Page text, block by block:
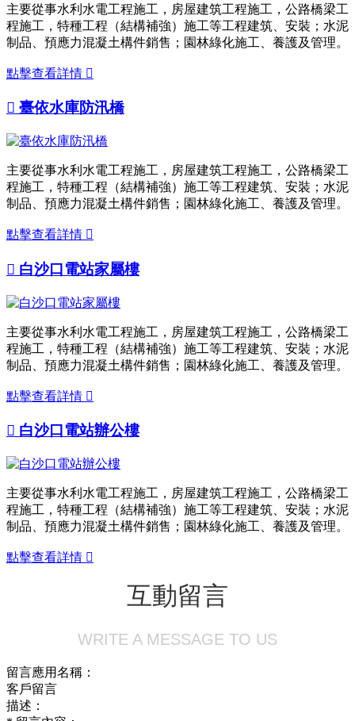
主要從事水利水電工程施工，房屋建筑工程施工，公路橋梁工
程施工，特種工程（結構補強）施工等工程建筑、安裝；水泥
制品、預應力混凝土構件銷售；園林綠化施工、養護及管理。
點擊查看詳情 
 臺依水庫防汛橋
主要從事水利水電工程施工，房屋建筑工程施工，公路橋梁工
程施工，特種工程（結構補強）施工等工程建筑、安裝；水泥
制品、預應力混凝土構件銷售；園林綠化施工、養護及管理。
點擊查看詳情 
 白沙口電站家屬樓
主要從事水利水電工程施工，房屋建筑工程施工，公路橋梁工
程施工，特種工程（結構補強）施工等工程建筑、安裝；水泥
制品、預應力混凝土構件銷售；園林綠化施工、養護及管理。
點擊查看詳情 
 白沙口電站辦公樓
主要從事水利水電工程施工，房屋建筑工程施工，公路橋梁工
程施工，特種工程（結構補強）施工等工程建筑、安裝；水泥
制品、預應力混凝土構件銷售；園林綠化施工、養護及管理。
點擊查看詳情 
互動留言
WRITE A MESSAGE TO US
留言應用名稱：
客戶留言
描述：